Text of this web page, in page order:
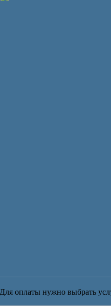
Для оплаты нужно выбрать